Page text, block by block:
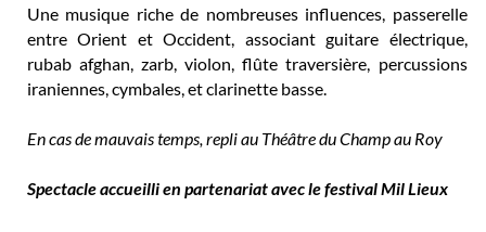
Une musique riche de nombreuses influences, passerelle
entre Orient et Occident, associant guitare électrique,
rubab afghan, zarb, violon, flûte traversière, percussions
iraniennes, cymbales, et clarinette basse.
En cas de mauvais temps, repli au Théâtre du Champ au Roy
Spectacle accueilli en partenariat avec le festival Mil Lieux